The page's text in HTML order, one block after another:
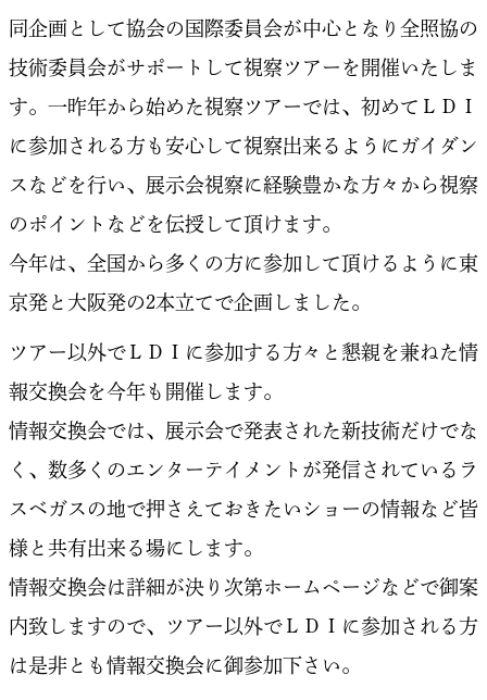
同企画として協会の国際委員会が中心となり全照協の
技術委員会がサポートして視察ツアーを開催いたしま
す。一昨年から始めた視察ツアーでは、初めてＬＤＩ
に参加される方も安心して視察出来るようにガイダン
スなどを行い、展示会視察に経験豊かな方々から視察
のポイントなどを伝授して頂けます。
今年は、全国から多くの方に参加して頂けるように東
京発と大阪発の2本立てで企画しました。
ツアー以外でＬＤＩに参加する方々と懇親を兼ねた情
報交換会を今年も開催します。
情報交換会では、展示会で発表された新技術だけでな
く、数多くのエンターテイメントが発信されているラ
スベガスの地で押さえておきたいショーの情報など皆
様と共有出来る場にします。
情報交換会は詳細が決り次第ホームページなどで御案
内致しますので、ツアー以外でＬＤＩに参加される方
は是非とも情報交換会に御参加下さい。